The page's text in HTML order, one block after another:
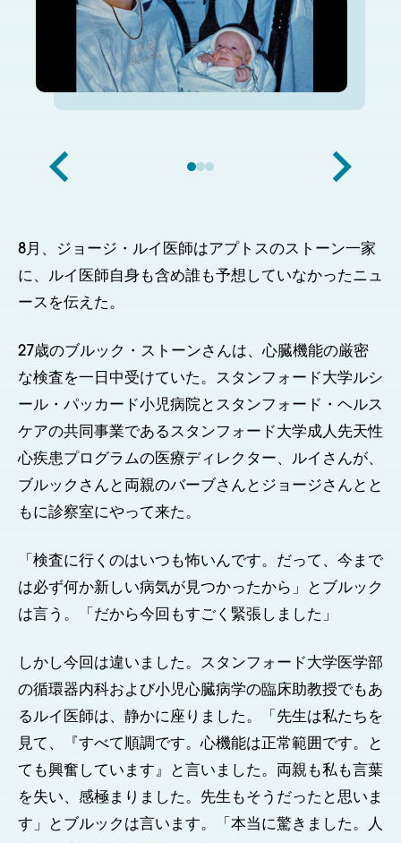
8月、ジョージ・ルイ医師はアプトスのストーン一家
に、ルイ医師自身も含め誰も予想していなかったニュ
ースを伝えた。
27歳のブルック・ストーンさんは、心臓機能の厳密
な検査を一日中受けていた。スタンフォード大学ルシ
ール・パッカード小児病院とスタンフォード・ヘルス
ケアの共同事業であるスタンフォード大学成人先天性
心疾患プログラムの医療ディレクター、ルイさんが、
ブルックさんと両親のバーブさんとジョージさんとと
もに診察室にやって来た。
「検査に行くのはいつも怖いんです。だって、今まで
は必ず何か新しい病気が見つかったから」とブルック
は言う。「だから今回もすごく緊張しました」
しかし今回は違いました。スタンフォード大学医学部
の循環器内科および小児心臓病学の臨床助教授でもあ
るルイ医師は、静かに座りました。「先生は私たちを
見て、『すべて順調です。心機能は正常範囲です。と
ても興奮しています』と言いました。両親も私も言葉
を失い、感極まりました。先生もそうだったと思いま
す」とブルックは言います。「本当に驚きました。人